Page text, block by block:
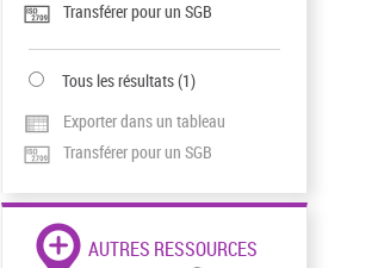
Transférer pour un SGB
Tous les résultats(1)
Exporter dans un tableau
Transférer pour un SGB
AUTRES RESSOURCES